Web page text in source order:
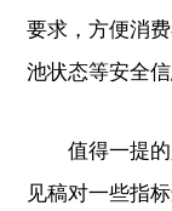
要求，方便消
池状态等安全信
值得一提的
见稿对一些指